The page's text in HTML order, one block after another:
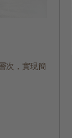
次，實現簡